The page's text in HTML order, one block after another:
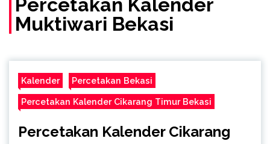
Percetakan Kalender
Muktiwari Bekasi
Kalender Percetakan Bekasi
Percetakan Kalender Cikarang Timur Bekasi
Percetakan Kalender Cikarang